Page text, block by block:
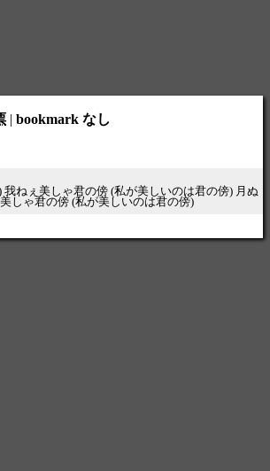
| bookmark なし
ねぇ美しゃ君の傍 (私が美しいのは君の傍) 月ぬ
しゃ君の傍 (私が美しいのは君の傍)